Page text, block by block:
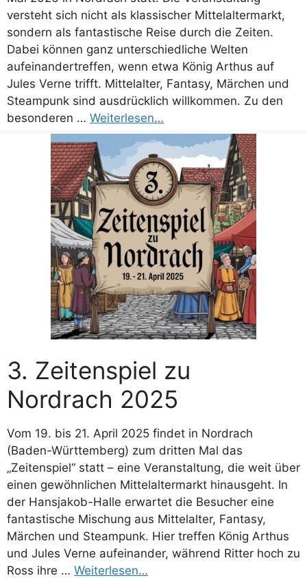
versteht sich nicht als klassischer Mittelaltermarkt,
sondern als fantastische Reise durch die Zeiten.
Dabei können ganz unterschiedliche Welten
aufeinandertreffen, wenn etwa König Arthus auf
Jules Verne trifft. Mittelalter, Fantasy, Märchen und
Steampunk sind ausdrücklich willkommen. Zu den
besonderen … Weiterlesen…
3. Zeitenspiel zu
Nordrach 2025
Vom 19. bis 21. April 2025 findet in Nordrach
(Baden-Württemberg) zum dritten Mal das
„Zeitenspiel“ statt – eine Veranstaltung, die weit über
einen gewöhnlichen Mittelaltermarkt hinausgeht. In
der Hansjakob-Halle erwartet die Besucher eine
fantastische Mischung aus Mittelalter, Fantasy,
Märchen und Steampunk. Hier treffen König Arthus
und Jules Verne aufeinander, während Ritter hoch zu
Ross ihre … Weiterlesen…